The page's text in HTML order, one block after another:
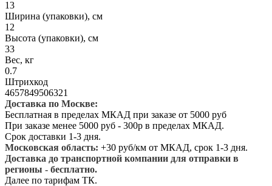
13
Ширина (упаковки), см
12
Высота (упаковки), см
33
Вес, кг
0.7
Штрихкод
4657849506321
Доставка по Москве:
Бесплатная в пределах МКАД при заказе от 5000 руб
При заказе менее 5000 руб - 300р в пределах МКАД.
Срок доставки 1-3 дня.
Московская область: +30 руб/км от МКАД, срок 1-3 дня.
Доставка до транспортной компании для отправки в
регионы - бесплатно.
Далее по тарифам ТК.